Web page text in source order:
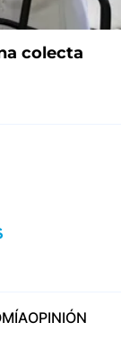
colecta
OPINIÓN